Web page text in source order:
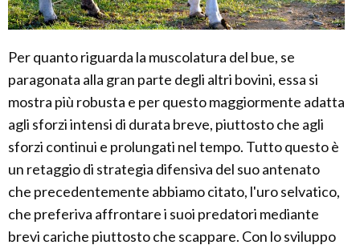
Per quanto riguarda la muscolatura del bue, se
paragonata alla gran parte degli altri bovini, essa si
mostra più robusta e per questo maggiormente adatta
agli sforzi intensi di durata breve, piuttosto che agli
sforzi continui e prolungati nel tempo. Tutto questo è
un retaggio di strategia difensiva del suo antenato
che precedentemente abbiamo citato, l'uro selvatico,
che preferiva affrontare i suoi predatori mediante
brevi cariche piuttosto che scappare. Con lo sviluppo